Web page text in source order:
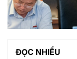
ĐỌC NHIỀU